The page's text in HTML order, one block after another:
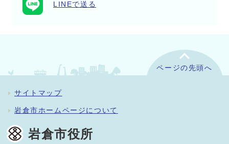
LINEで送る
ページの先頭へ
サイトマップ
岩倉市ホームページについて
岩倉市役所